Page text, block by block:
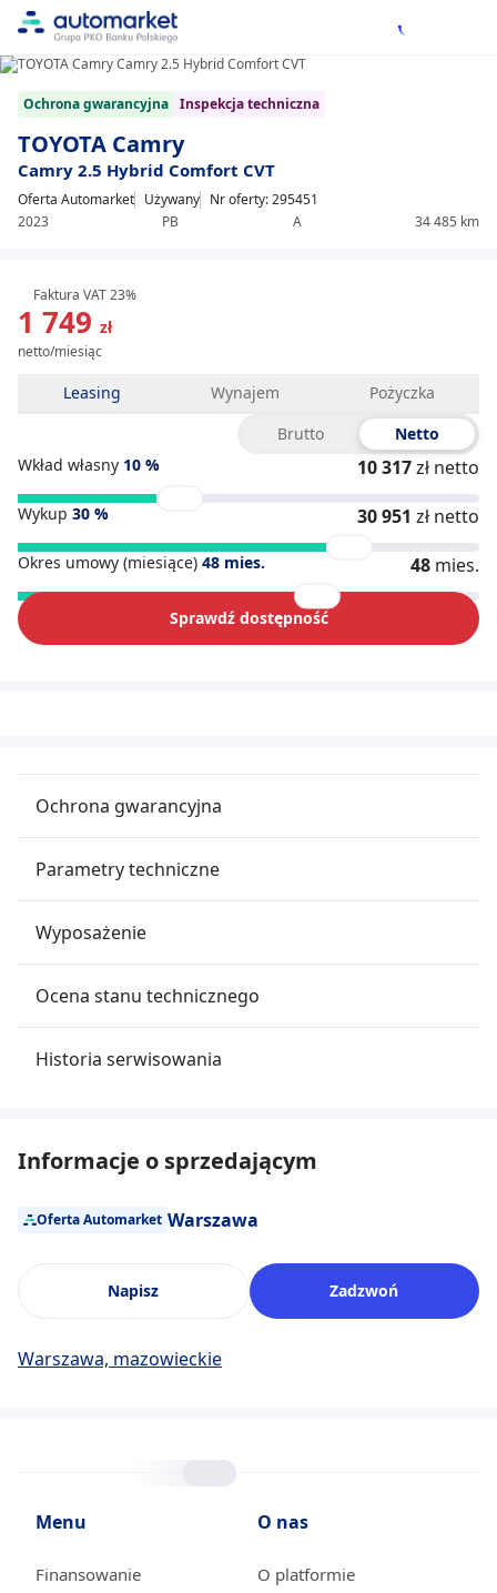
1/34
Ochrona gwarancyjna Inspekcja techniczna
TOYOTA Camry
Camry 2.5 Hybrid Comfort CVT
Oferta Automarket Używany
2023
PB A 34 485 km
Nr oferty: 295451
1 749 zł
netto/miesiąc
Faktura VAT 23%
Leasing Wynajem
Pożyczka
Brutto
Netto
Wkład własny 10 % 10 317zł netto
Wykup 30 % 30 951 zł netto
Okres umowy (miesiące) 48 mies. 48 mies.
Sprawdź dostępność
Ochrona gwarancyjna
Parametry techniczne
Wyposażenie
Ocena stanu technicznego
Historia serwisowania
Informacje o sprzedającym
Oferta Automarket Warszawa
Napisz Zadzwoń
Warszawa, mazowieckie
Menu
Finansowanie
O nas
O platformie